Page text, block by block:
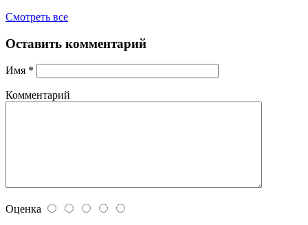
Смотреть все
Оставить комментарий
Имя *
Комментарий
Оценка